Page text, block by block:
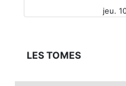
jeu.
LES TOMES